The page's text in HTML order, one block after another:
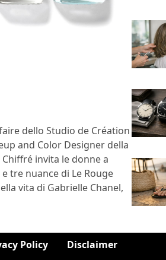
dello Studio de Création
and Color Designer della
invita le donne a
tre nuance di Le Rouge
vita di Gabrielle Chanel,
Policy Disclaimer